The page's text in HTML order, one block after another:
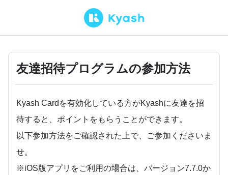
友達招待プログラムの参加方法
Kyash Cardを有効化している方がKyashに友達を招
待すると、ポイントをもらうことができます。
以下参加方法をご確認された上で、ご参加くださいま
せ。
※iOS版アプリをご利用の場合は、バージョン7.7.0か